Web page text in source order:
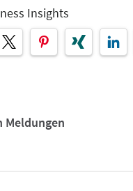
Insights
Meldungen